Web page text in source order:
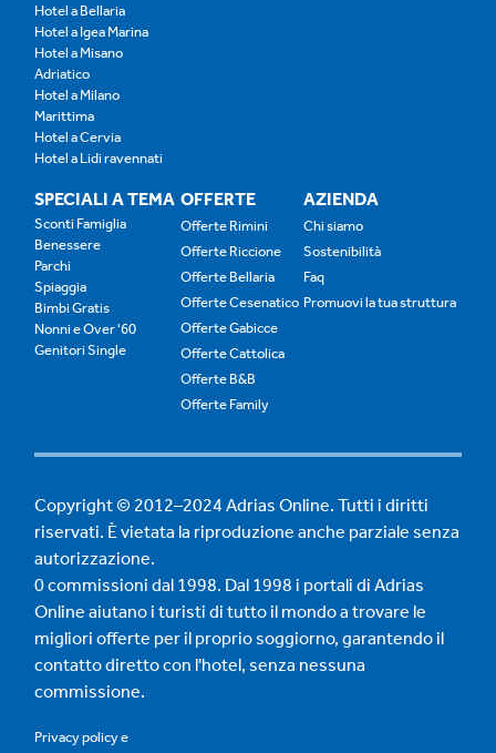
Hotel a Bellaria
Hotel a Igea Marina
Hotel a Misano
Adriatico
Hotel a Milano
Marittima
Hotel a Cervia
Hotel a Lidi ravennati
SPECIALI A TEMA
Sconti Famiglia
Benessere
Parchi
Spiaggia
Bimbi Gratis
Nonni e Over '60
Genitori Single
OFFERTE
Offerte Rimini
Offerte Riccione
Offerte Bellaria
Offerte Cesenatico
Offerte Gabicce
Offerte Cattolica
Offerte B&B
Offerte Family
AZIENDA
Chi siamo
Sostenibilità
Faq
Promuovi la tua struttura
Copyright © 2012–2024 Adrias Online. Tutti i diritti
riservati. È vietata la riproduzione anche parziale senza
autorizzazione.
0 commissioni dal 1998. Dal 1998 i portali di Adrias
Online aiutano i turisti di tutto il mondo a trovare le
migliori offerte per il proprio soggiorno, garantendo il
contatto diretto con l'hotel, senza nessuna
commissione.
Privacy policye